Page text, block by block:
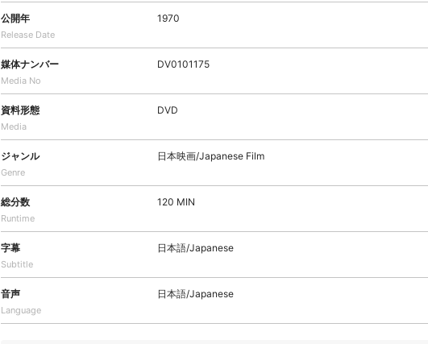
公開年
Release Date
1970
媒体ナンバー
Media No
DV0101175
資料形態
Media
DVD
ジャンル
Genre
日本映画/Japanese Film
総分数
Runtime
120 MIN
字幕
Subtitle
日本語/Japanese
音声
Language
日本語/Japanese